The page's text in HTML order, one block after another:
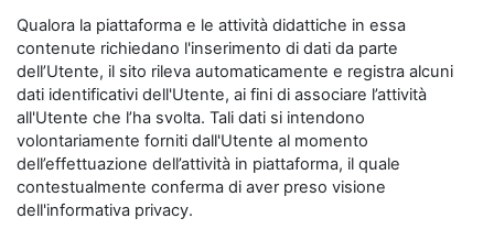
Qualora la piattaforma e le attività didattiche in essa
contenute richiedano l'inserimento di dati da parte
dell’Utente, il sito rileva automaticamente e registra alcuni
dati identificativi dell'Utente, ai fini di associare l’attività
all'Utente che l’ha svolta. Tali dati si intendono
volontariamente forniti dall'Utente al momento
dell’effettuazione dell’attività in piattaforma, il quale
contestualmente conferma di aver preso visione
dell'informativa privacy.